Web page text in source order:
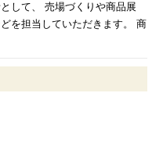
して、 売場づくりや商品展
を担当していただきます。 商